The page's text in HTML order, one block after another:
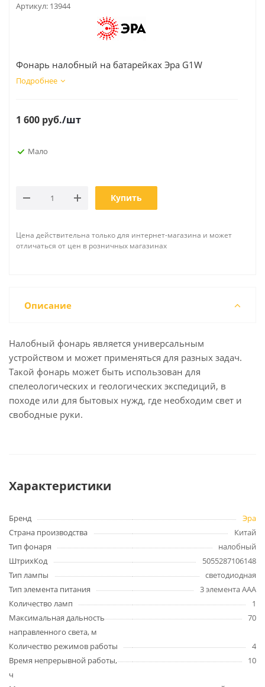
Артикул: 13944
Фонарь налобный на батарейках Эра G1W
Подробнее
1 600 руб./шт
Мало
Купить
Цена действительна только для интернет-магазина и может
отличаться от цен в розничных магазинах
Описание
Налобный фонарь является универсальным
устройством и может применяться для разных задач.
Такой фонарь может быть использован для
спелеологических и геологических экспедиций, в
походе или для бытовых нужд, где необходим свет и
свободные руки.
Характеристики
Бренд
Эра
Страна производства
Китай
Тип фонаря
налобный
ШтрихКод
5055287106148
Тип лампы
светодиодная
Тип элемента питания
3 элемента AAA
Количество ламп
1
Максимальная дальность
направленного света, м
70
Количество режимов работы
4
Время непрерывной работы,
ч
10